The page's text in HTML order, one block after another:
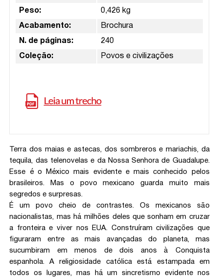
Peso: 0,426 kg
Acabamento: Brochura
N. de páginas: 240
Coleção: Povos e civilizações
Terra dos maias e astecas, dos sombreros e mariachis, da
tequila, das telenovelas e da Nossa Senhora de Guadalupe.
Esse é o México mais evidente e mais conhecido pelos
brasileiros. Mas o povo mexicano guarda muito mais
segredos e surpresas.
É um povo cheio de contrastes. Os mexicanos são
nacionalistas, mas há milhões deles que sonham em cruzar
a fronteira e viver nos EUA. Construíram civilizações que
figuraram entre as mais avançadas do planeta, mas
sucumbiram em menos de dois anos à Conquista
espanhola. A religiosidade católica está estampada em
todos os lugares, mas há um sincretismo evidente nos